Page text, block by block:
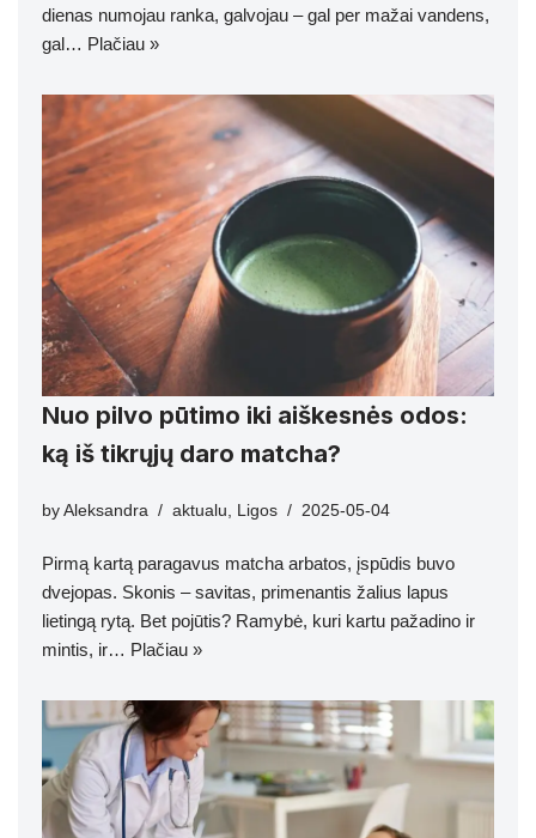
dienas numojau ranka, galvojau – gal per mažai vandens,
gal… Plačiau »
Nuo pilvo pūtimo iki aiškesnės odos:
ką iš tikrųjų daro matcha?
by Aleksandra aktualu Ligos 2025-05-04
Pirmą kartą paragavus matcha arbatos, įspūdis buvo
dvejopas. Skonis – savitas, primenantis žalius lapus
lietingą rytą. Bet pojūtis? Ramybė, kuri kartu pažadino ir
mintis, ir… Plačiau »